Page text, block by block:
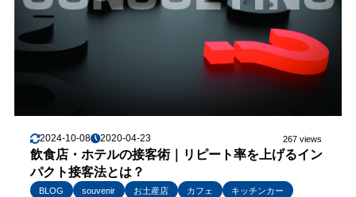
2024-10-08 2020-04-23 267 views
飲食店・ホテルの接客術｜リピート率を上げるイン
パクト接客法とは？
BLOG souvenir お土産店 カフェ
キッチンカー